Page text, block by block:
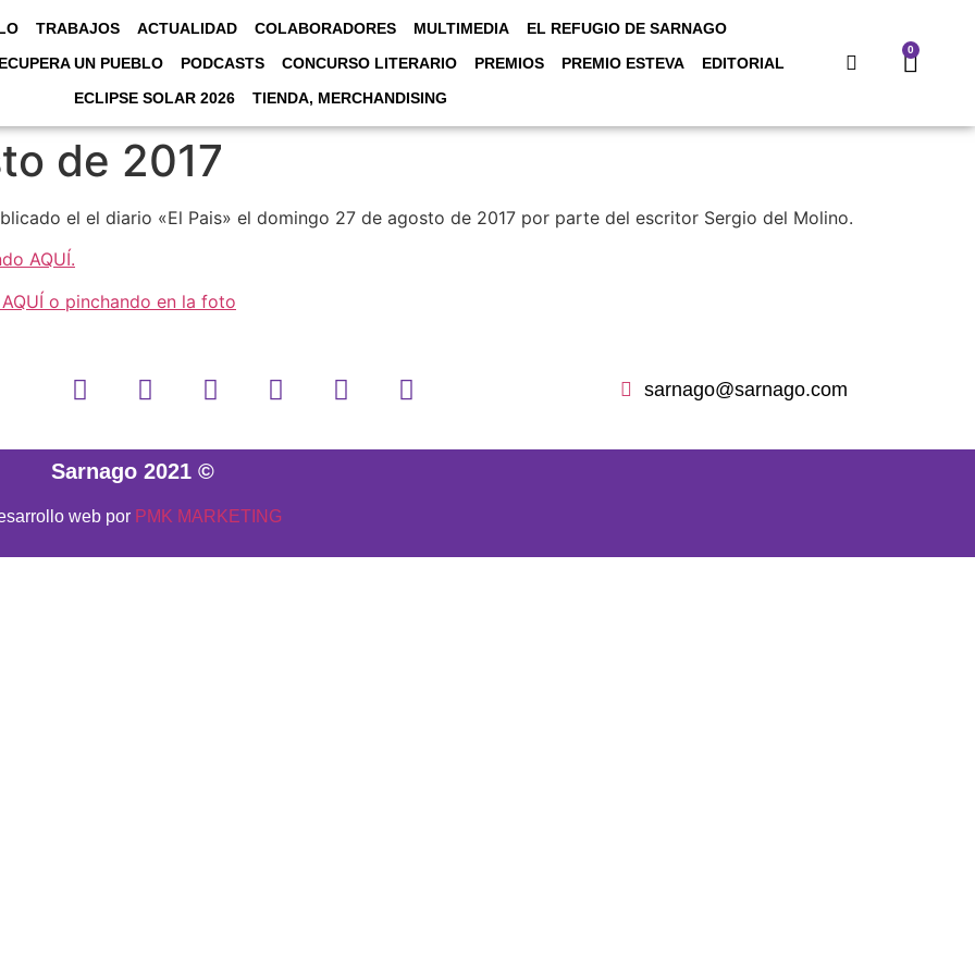
TRABAJOS ACTUALIDAD COLABORADORES MULTIMEDIA
EL REFUGIO DE SARNAGO
UN PUEBLO
PODCASTS CONCURSO LITERARIO PREMIOS PREMIO ESTEVA
EDITORIAL
ECLIPSE SOLAR 2026
TIENDA, MERCHANDISING
0
de 2017
el el diario «El Pais» el domingo 27 de agosto de 2017 por parte del escritor Sergio del Molino.
AQUÍ.
o pinchando en la foto
sarnago@sarnago.com
Sarnago 2021 ©
web por PMK MARKETING